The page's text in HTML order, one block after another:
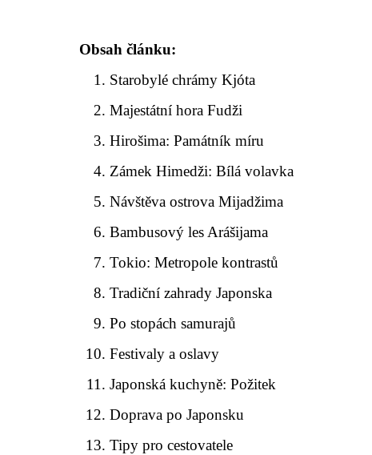
Obsah článku:
Starobylé chrámy Kjóta
Majestátní hora Fudži
Hirošima: Památník míru
Zámek Himedži: Bílá volavka
Návštěva ostrova Mijadžima
Bambusový les Arášijama
Tokio: Metropole kontrastů
Tradiční zahrady Japonska
Po stopách samurajů
Festivaly a oslavy
Japonská kuchyně: Požitek
Doprava po Japonsku
Tipy pro cestovatele